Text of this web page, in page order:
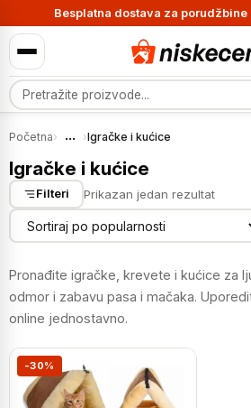
Besplatna dostava za porudžbine
Pretraga proizvoda
Početna› ... ›Igračke i kućice
Igračke i kućice
Filteri Prikazan jedan rezultat
Pronađite igračke, krevete i kućice za
odmor i zabavu pasa i mačaka.
online jednostavno.
-30%